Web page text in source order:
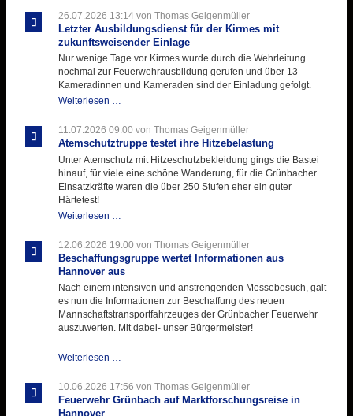
26.07.2026 13:14von Thomas Geigenmüller
Letzter Ausbildungsdienst für der Kirmes mit
zukunftsweisender Einlage
Nur wenige Tage vor Kirmes wurde durch die Wehrleitung
nochmal zur Feuerwehrausbildung gerufen und über 13
Kameradinnen und Kameraden sind der Einladung gefolgt.
Weiterlesen …
für
der
11.07.2026 09:00 von Thomas Geigenmüller
Atemschutztruppe testet ihre Hitzebelastung
Unter Atemschutz mit Hitzeschutzbekleidung gings die Bastei
hinauf, für viele eine schöne Wanderung, für die Grünbacher
Einsatzkräfte waren die über 250 Stufen eher ein guter
Härtetest!
Weiterlesen …
ihre
Hitzebelastung
12.06.2026 19:00 von Thomas Geigenmüller
Beschaffungsgruppe wertet Informationen aus
Hannover aus
Nach einem intensiven und anstrengenden Messebesuch, galt
es nun die Informationen zur Beschaffung des neuen
Mannschaftstransportfahrzeuges der Grünbacher Feuerwehr
auszuwerten. Mit dabei- unser Bürgermeister!
Weiterlesen …
Informationen
aus
10.06.2026 17:56 von Thomas Geigenmüller
Feuerwehr Grünbach auf Marktforschungsreise in
Hannover